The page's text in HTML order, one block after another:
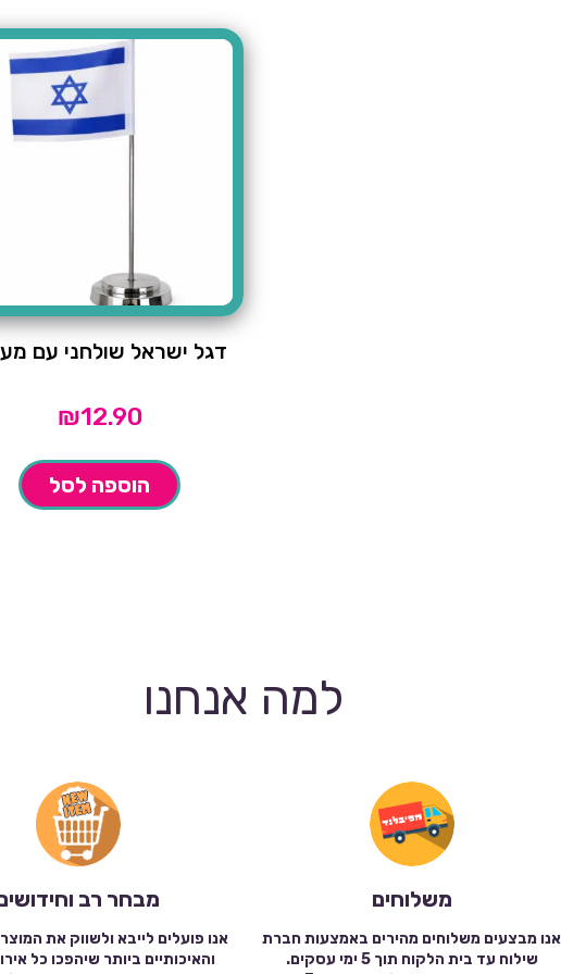
דגל ישראל שולחני עם
₪12.90
הוספה לסל
למה אנחנו
משלוחים
אנו מבצעים משלוחים מהירים באמצעות חברת
שילוח עד בית הלקוח תוך 5 ימי עסקים.
מבחר רב
אנו פועלים לייבא ולשווק את
והאיכותיים ביותר שיהפכו כל